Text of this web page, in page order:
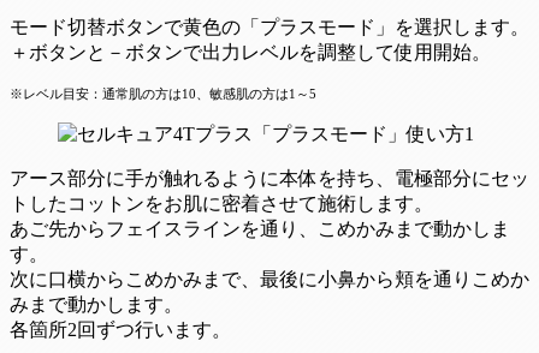
モード切替ボタンで黄色の「プラスモード」を選択します。
＋ボタンと－ボタンで出力レベルを調整して使用開始。
※レベル目安：通常肌の方は10、敏感肌の方は1～5
アース部分に手が触れるように本体を持ち、電極部分にセッ
トしたコットンをお肌に密着させて施術します。
あご先からフェイスラインを通り、こめかみまで動かしま
す。
次に口横からこめかみまで、最後に小鼻から頬を通りこめか
みまで動かします。
各箇所2回ずつ行います。